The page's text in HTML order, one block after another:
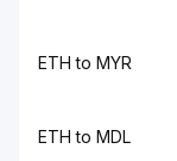
ETH to MYR
ETH to MDL